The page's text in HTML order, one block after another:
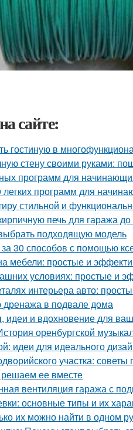
сайте:
гостиную в
стену своими руками:
программ для
программ для
стильной и
печь для гаража
подходящую модель
30 способов с помощью
мебели: простые и
условиях: простые и
интерьера авто:
дренажа в подвале дома
идеи и вдохновение для
оренбургской
идеи для идеального
участка:
ее вместе
вентиляция гаража с
основные типы и их
их можно найти в одном